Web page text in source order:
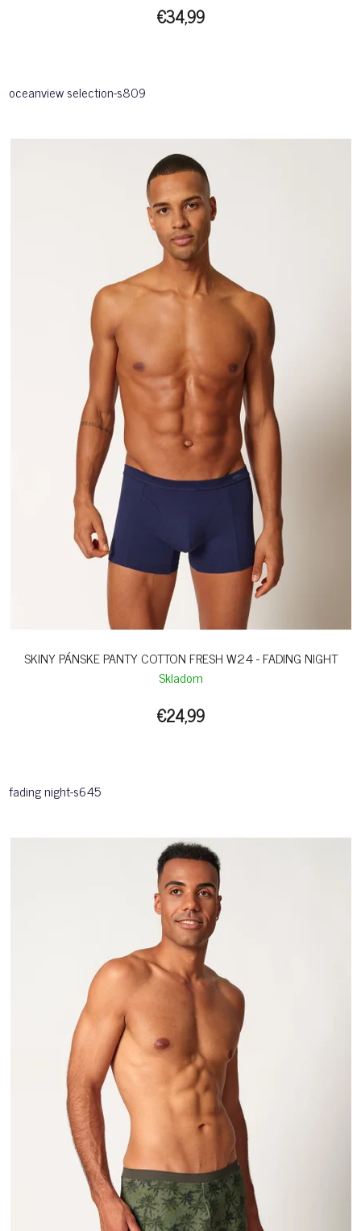
€34,99
oceanview selection-s809
SKINY PÁNSKE PANTY COTTON FRESH W24 - FADING NIGHT
Skladom
€24,99
fading night-s645